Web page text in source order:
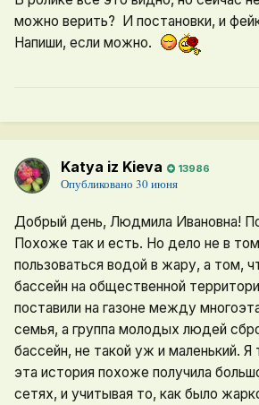
можно верить? И постановки, и
Напиши, если можно.
Katya iz Kieva 13986
Опубликовано 30 июня
Добрый день, Людмила Ивановна!
Похоже так и есть. Но дело не в
пользоваться водой в жару, а том,
бассейн на общественной
поставили на газоне между
семья, а группа молодых людей
бассейн, не такой уж и маленький. Я
эта история похоже получила
сетях, и учитывая то, как было